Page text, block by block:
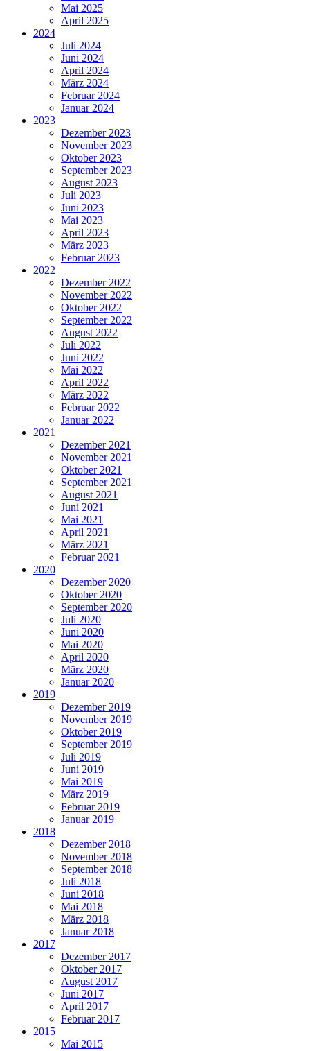
Mai 2025
April 2025
2024
Juli 2024
Juni 2024
April 2024
März 2024
Februar 2024
Januar 2024
2023
Dezember 2023
November 2023
Oktober 2023
September 2023
August 2023
Juli 2023
Juni 2023
Mai 2023
April 2023
März 2023
Februar 2023
2022
Dezember 2022
November 2022
Oktober 2022
September 2022
August 2022
Juli 2022
Juni 2022
Mai 2022
April 2022
März 2022
Februar 2022
Januar 2022
2021
Dezember 2021
November 2021
Oktober 2021
September 2021
August 2021
Juni 2021
Mai 2021
April 2021
März 2021
Februar 2021
2020
Dezember 2020
Oktober 2020
September 2020
Juli 2020
Juni 2020
Mai 2020
April 2020
März 2020
Januar 2020
2019
Dezember 2019
November 2019
Oktober 2019
September 2019
Juli 2019
Juni 2019
Mai 2019
März 2019
Februar 2019
Januar 2019
2018
Dezember 2018
November 2018
September 2018
Juli 2018
Juni 2018
Mai 2018
März 2018
Januar 2018
2017
Dezember 2017
Oktober 2017
August 2017
Juni 2017
April 2017
Februar 2017
2015
Mai 2015